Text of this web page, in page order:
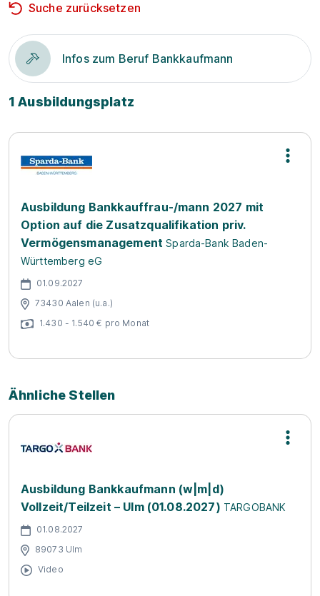
Suche zurücksetzen
Infos zum Beruf Bankkaufmann
1 Ausbildungsplatz
Ausbildung Bankkauffrau-/mann 2027 mit
Option auf die Zusatzqualifikation priv.
Vermögensmanagement Sparda-Bank Baden-
Württemberg eG
01.09.2027
73430 Aalen (u.a.)
1.430 - 1.540 € pro Monat
Ähnliche Stellen
Ausbildung Bankkaufmann (w|m|d)
Vollzeit/Teilzeit – Ulm (01.08.2027) TARGOBANK
01.08.2027
89073 Ulm
Video